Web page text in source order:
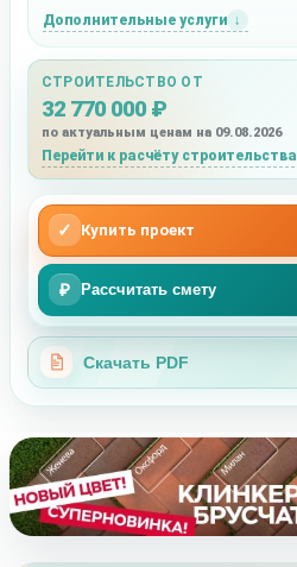
Дополнительные услуги
СТРОИТЕЛЬСТВО ОТ
32 770 000 ₽
по актуальным ценам на 09.08.2026
Перейти к расчёту строительства
✓ Купить проект
₽ Рассчитать смету
Скачать PDF